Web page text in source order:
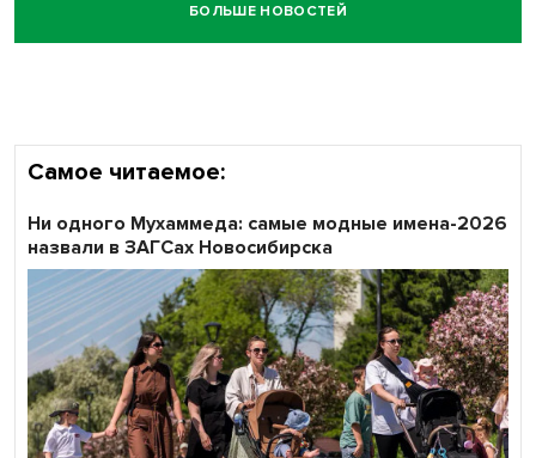
Честный выбор: видеонаблюдение обеспечит
объективность результатов ЕДГ в Новосибирской
БОЛЬШЕ НОВОСТЕЙ
Самое читаемое:
Ни одного Мухаммеда: самые модные имена-2026
назвали в ЗАГСах Новосибирска